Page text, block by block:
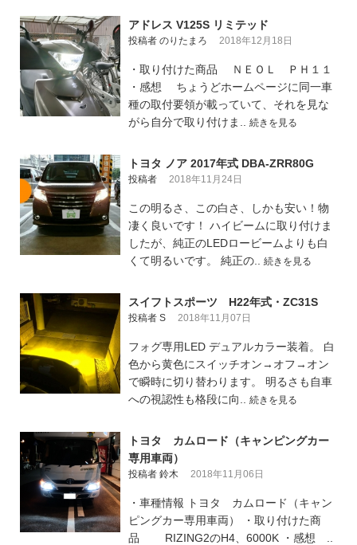
アドレス V125S リミテッド
投稿者 のりたまろ 2018年12月18日
・取り付けた商品 ＮＥＯＬ ＰＨ１１
・感想 ちょうどホームページに同一車
種の取付要領が載っていて、それを見な
がら自分で取り付けま.. 続きを見る
トヨタ ノア 2017年式 DBA-ZRR80G
投稿者 2018年11月24日
この明るさ、この白さ、しかも安い！物
凄く良いです！ ハイビームに取り付けま
したが、純正のLEDロービームよりも白
くて明るいです。 純正の.. 続きを見る
スイフトスポーツ H22年式・ZC31S
投稿者 S 2018年11月07日
フォグ専用LED デュアルカラー装着。 白
色から黄色にスイッチオン→オフ→オン
で瞬時に切り替わります。 明るさも自車
への視認性も格段に向.. 続きを見る
トヨタ カムロード（キャンピングカー
専用車両）
投稿者 鈴木 2018年11月06日
・車種情報 トヨタ カムロード（キャン
ピングカー専用車両） ・取り付けた商
品 RIZING2のH4、6000K ・感想 ..